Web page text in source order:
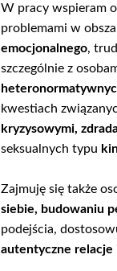
W pracy wspieram
problemami w
emocjonalnego,
szczególnie z
kwestiach
kryzysowymi,
seksualnych typu
Zajmuję się także
siebie, budowaniu
podejścia,
autentyczne relacje